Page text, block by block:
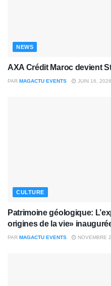
NEWS
AXA Crédit Maroc devient
PAR MAGACTU EVENTS JUIN 16, 2026
CULTURE
Patrimoine géologique:
origines de la vie»
PAR MAGACTU EVENTS NOVEMBRE